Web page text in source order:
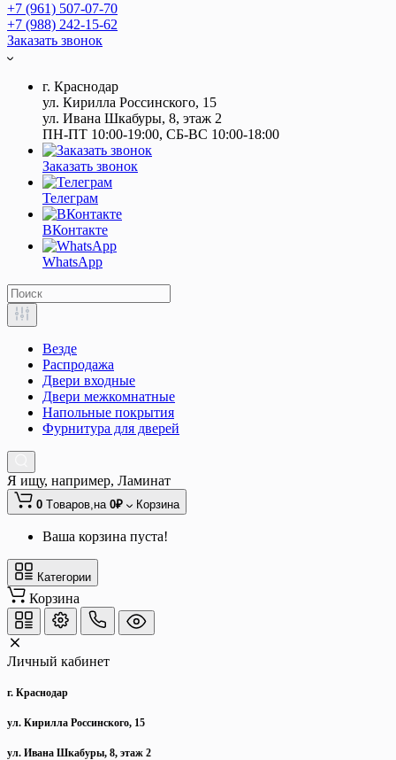
+7 (961) 507-07-70
+7 (988) 242-15-62
Заказать звонок
г. Краснодар
ул. Кирилла Россинского, 15
ул. Ивана Шкабуры, 8, этаж 2
ПН-ПТ 10:00-19:00, СБ-ВС 10:00-18:00
Заказать звонок
Телеграм
ВКонтакте
WhatsApp
Везде
Распродажа
Двери входные
Двери межкомнатные
Напольные покрытия
Фурнитура для дверей
Я ищу, например, Ламинат
0 Tоваров,на 0₽ Корзина
Ваша корзина пуста!
Категории
Корзина
Личный кабинет
г. Краснодар
ул. Кирилла Россинского, 15
ул. Ивана Шкабуры, 8, этаж 2